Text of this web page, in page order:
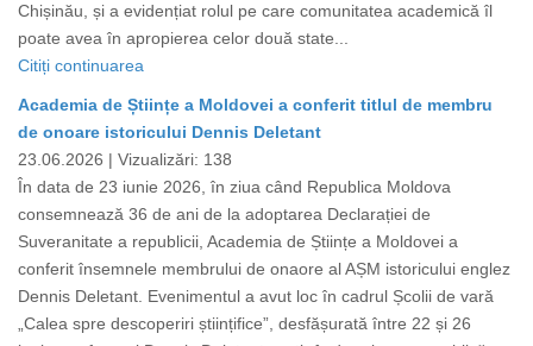
Chișinău, și a evidențiat rolul pe care comunitatea academică îl
poate avea în apropierea celor două state...
Citiți continuarea
Academia de Științe a Moldovei a conferit titlul de membru
de onoare istoricului Dennis Deletant
23.06.2026 | Vizualizări: 138
În data de 23 iunie 2026, în ziua când Republica Moldova
consemnează 36 de ani de la adoptarea Declarației de
Suveranitate a republicii, Academia de Științe a Moldovei a
conferit însemnele membrului de onaore al AȘM istoricului englez
Dennis Deletant. Evenimentul a avut loc în cadrul Școlii de vară
„Calea spre descoperiri științifice”, desfășurată între 22 și 26